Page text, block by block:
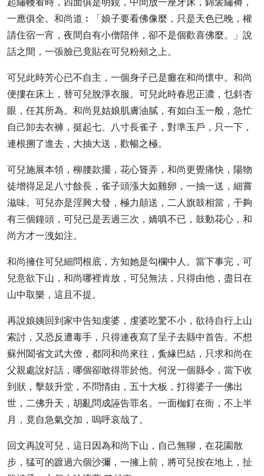
起繡幔看時，四面俱是明鏡，中間放一座牙床，錦衾繡褥，
一應俱全。和尚道︰「娘子要看佛像麼，只是天色已晚，權
請住宿一宵，夜間自有小僧陪伴，卻不是個歡喜佛麼。」說
話之間，一張臉已竟貼在可兒粉頰之上。
可兒此時芳心已不自主，一個身子已是癱在和尚懷中。和尚
便摟在床上，替可兒脫淨衣服。可兒此時春思正濃，乜斜杏
眼，任其所為。和尚見姑娘肌膚油膩，有如白玉一般，急忙
自己卸去衣褲，挺起七、八寸長雀子，對準玉戶，只一下，
連根搠了進去，大抽大送，歡暢之極。
可兒施展本領，柳腰款擺，花心聳弄，和尚更覺痛快，陽物
徒增得足足八寸餘長，雀子頭漲大如雞卵，一抽一送，細嘗
滋味。可兒亦是淫興大發，極力顛送，二人旗鼓相當，干夠
有三個鐘頭，可兒已是丟過三次，嬌嗔不已，鼓動花心，和
尚方才一洩如注。
和尚擁住可兒細問根底，方知她是勾欄中人。當下事完，可
兒意欲下山，和尚哪裡肯放，可兒無法，只得由他，盡日在
山中取樂，這且不提。
再說娘姨回到家中告知虔婆，虔婆吃驚不小，欲待自行上山
索討，又恐反遭毒手，只得連夜寫了呈子去縣中首告。不想
蘇州闔省文武大僚，都同和尚來往，夤緣巴結，只求和尚在
父親處說好話，哪個卻敢得罪於他。何況一個縣令，當下收
到狀，擊鼓升堂，不問情由，五十大板，打得婆子一佛出
世，二佛升天，胡亂問成誣告罪名。一面枷釘在衙，不上半
月，竟自急氣交加，嗚呼哀哉了。
回文再說可兒，這日因為和尚下山，自己無聊，在花園散
步，猛可的踱過六個沙彌，一擁上前，將可兒按在地上，扯